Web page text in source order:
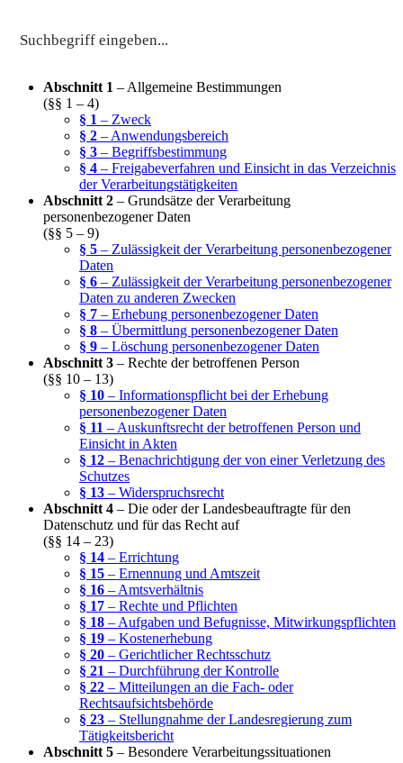
Abschnitt 1 – Allgemeine Bestimmungen
(§§ 1 – 4)
§ 1 – Zweck
§ 2 – Anwendungsbereich
§ 3 – Begriffsbestimmung
§ 4 – Freigabeverfahren und Einsicht in das Verzeichnis
der Verarbeitungstätigkeiten
Abschnitt 2 – Grundsätze der Verarbeitung
personenbezogener Daten
(§§ 5 – 9)
§ 5 – Zulässigkeit der Verarbeitung personenbezogener
Daten
§ 6 – Zulässigkeit der Verarbeitung personenbezogener
Daten zu anderen Zwecken
§ 7 – Erhebung personenbezogener Daten
§ 8 – Übermittlung personenbezogener Daten
§ 9 – Löschung personenbezogener Daten
Abschnitt 3 – Rechte der betroffenen Person
(§§ 10 – 13)
§ 10 – Informationspflicht bei der Erhebung
personenbezogener Daten
§ 11 – Auskunftsrecht der betroffenen Person und
Einsicht in Akten
§ 12 – Benachrichtigung der von einer Verletzung des
Schutzes
§ 13 – Widerspruchsrecht
Abschnitt 4 – Die oder der Landesbeauftragte für den
Datenschutz und für das Recht auf
(§§ 14 – 23)
§ 14 – Errichtung
§ 15 – Ernennung und Amtszeit
§ 16 – Amtsverhältnis
§ 17 – Rechte und Pflichten
§ 18 – Aufgaben und Befugnisse, Mitwirkungspflichten
§ 19 – Kostenerhebung
§ 20 – Gerichtlicher Rechtsschutz
§ 21 – Durchführung der Kontrolle
§ 22 – Mitteilungen an die Fach- oder
Rechtsaufsichtsbehörde
§ 23 – Stellungnahme der Landesregierung zum
Tätigkeitsbericht
Abschnitt 5 – Besondere Verarbeitungssituationen